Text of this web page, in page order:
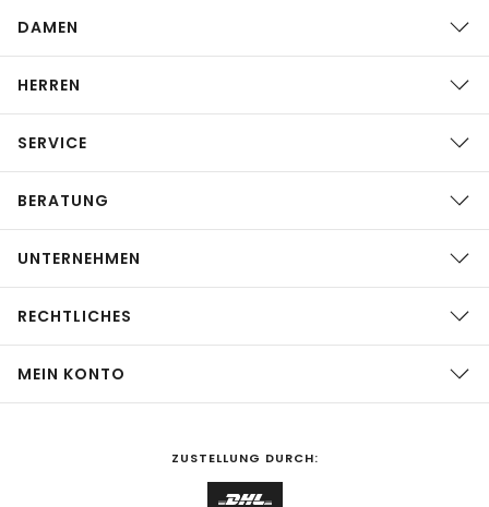
DAMEN
HERREN
SERVICE
BERATUNG
UNTERNEHMEN
RECHTLICHES
MEIN KONTO
ZUSTELLUNG DURCH: